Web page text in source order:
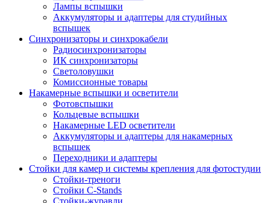
Лампы вспышки
Аккумуляторы и адаптеры для студийных
вспышек
Синхронизаторы и синхрокабели
Радиосинхронизаторы
ИК синхронизаторы
Светоловушки
Комиссионные товары
Накамерные вспышки и осветители
Фотовспышки
Кольцевые вспышки
Накамерные LED осветители
Аккумуляторы и адаптеры для накамерных
вспышек
Переходники и адаптеры
Стойки для камер и системы крепления для фотостудии
Стойки-треноги
Стойки C-Stands
Стойки-журавли